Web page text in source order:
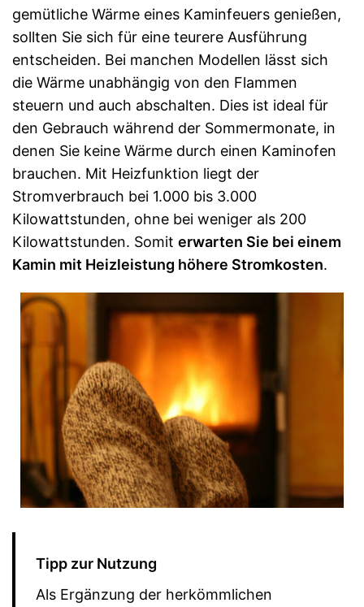
gemütliche Wärme eines Kaminfeuers genießen,
sollten Sie sich für eine teurere Ausführung
entscheiden. Bei manchen Modellen lässt sich
die Wärme unabhängig von den Flammen
steuern und auch abschalten. Dies ist ideal für
den Gebrauch während der Sommermonate, in
denen Sie keine Wärme durch einen Kaminofen
brauchen. Mit Heizfunktion liegt der
Stromverbrauch bei 1.000 bis 3.000
Kilowattstunden, ohne bei weniger als 200
Kilowattstunden. Somit erwarten Sie bei einem
Kamin mit Heizleistung höhere Stromkosten.
Tipp zur Nutzung
Als Ergänzung der herkömmlichen